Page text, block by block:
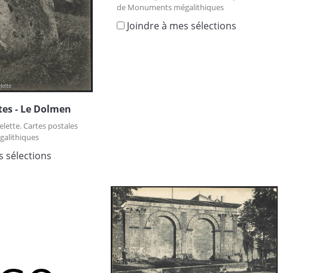
- Le Dolmen
Cartes postales
sélections
de Monuments mégalithiques
Joindre à mes sélections